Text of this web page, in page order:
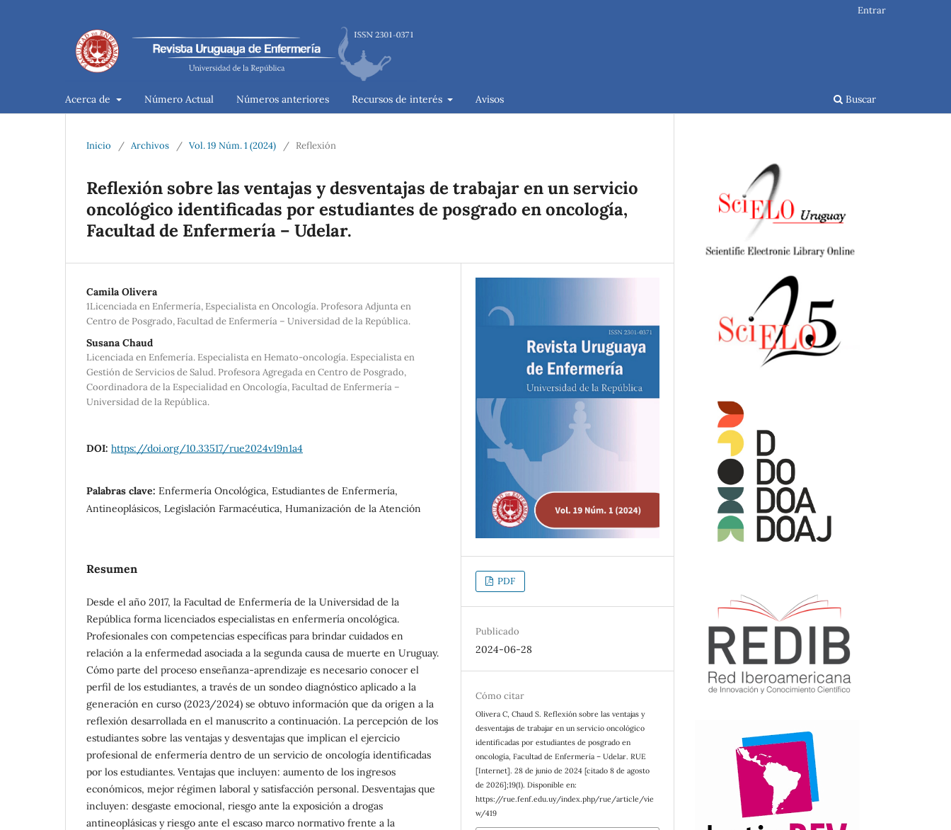
Acerca de Número Actual Números anteriores Recursos de interés Avisos Buscar
Entrar
Inicio / Archivos / Vol. 19 Núm. 1 (2024) / Reflexión
Reflexión sobre las ventajas y desventajas de trabajar en un servicio
oncológico identificadas por estudiantes de posgrado en oncología,
Facultad de Enfermería – Udelar.
Camila Olivera
1Licenciada en Enfermería, Especialista en Oncología. Profesora Adjunta en
Centro de Posgrado, Facultad de Enfermería – Universidad de la República.
Susana Chaud
Licenciada en Enfemería. Especialista en Hemato-oncología. Especialista en
Gestión de Servicios de Salud. Profesora Agregada en Centro de Posgrado,
Coordinadora de la Especialidad en Oncología, Facultad de Enfermería –
Universidad de la República.
DOI: https://doi.org/10.33517/rue2024v19n1a4
Palabras clave: Enfermería Oncológica, Estudiantes de Enfermería,
Antineoplásicos, Legislación Farmacéutica, Humanización de la Atención
Resumen
Desde el año 2017, la Facultad de Enfermería de la Universidad de la
República forma licenciados especialistas en enfermería oncológica.
Profesionales con competencias específicas para brindar cuidados en
relación a la enfermedad asociada a la segunda causa de muerte en Uruguay.
Cómo parte del proceso enseñanza-aprendizaje es necesario conocer el
perfil de los estudiantes, a través de un sondeo diagnóstico aplicado a la
generación en curso (2023/2024) se obtuvo información que da origen a la
reflexión desarrollada en el manuscrito a continuación. La percepción de los
estudiantes sobre las ventajas y desventajas que implican el ejercicio
profesional de enfermería dentro de un servicio de oncología identificadas
por los estudiantes. Ventajas que incluyen: aumento de los ingresos
económicos, mejor régimen laboral y satisfacción personal. Desventajas que
incluyen: desgaste emocional, riesgo ante la exposición a drogas
antineoplásicas y riesgo ante el escaso marco normativo frente a la
PDF
Publicado
2024-06-28
Cómo citar
Olivera C, Chaud S. Reflexión sobre las ventajas y
desventajas de trabajar en un servicio oncológico
identificadas por estudiantes de posgrado en
oncología, Facultad de Enfermería – Udelar. RUE
[Internet]. 28 de junio de 2024 [citado 8 de agosto
de 2026];19(1). Disponible en:
https://rue.fenf.edu.uy/index.php/rue/article/vie
w/419